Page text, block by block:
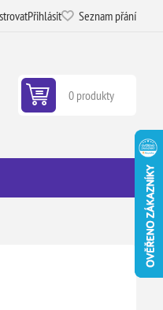
Přihlásit Seznam přání
0 produkty